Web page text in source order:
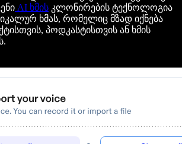
AI ხმის კლონირების ტექნოლოგია
ხმას, რომელიც მზად იქნება
პოდკასტისთვის ან ხმის